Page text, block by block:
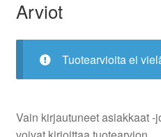
Arviot
Tuotearvioita ei
Vain kirjautuneet asiakkaat -